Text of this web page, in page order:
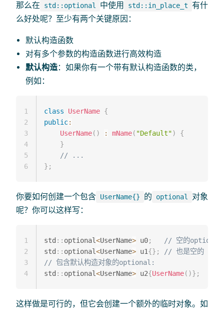
那么在 std::optional 中使用 std::in_place_t 有什
么好处呢？至少有两个关键原因：
默认构造函数
对有多个参数的构造函数进行高效构造
默认构造：如果你有一个带有默认构造函数的类，
例如：
class UserName {
public:
UserName( ) : mName( "Default")
{
}
// ...
} ;
1
2
3
4
5
6
你要如何创建一个包含 UserName{} 的 optional
对象
呢？你可以这样写：
std :: optional<UserName> u0;
// 空的optional
std :: optional<UserName> u1{} ;
// 也是空的
// 包含默认构造对象的optional:
std :: optional<UserName> u2{UserName( )} ;
1
2
3
4
这样做是可行的，但它会创建一个额外的临时对象。如